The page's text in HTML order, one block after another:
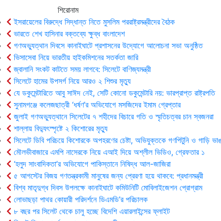
শিরোনাম
ইসরায়েলের বিরুদ্ধে সিদ্ধান্ত নিতে মুসলিম পররাষ্ট্রমন্ত্রীদের বৈঠক
ভারতে শেখ হাসিনার বক্তব্যে ক্ষুব্ধ বাংলাদেশ
গণঅভ্যুত্থান দিবসে কানাইঘাটে প্রশাসনের উদ্যোগে আলোচনা সভা অনুষ্ঠিত
ভিসাসেবা নিয়ে ভারতীয় হাইকমিশনের সতর্কতা জারি
জ্বালানি সংকট কাটতে সময় লাগবে: সিলেটে বাণিজ্যমন্ত্রী
সিলেটে হামের উপসর্গ নিয়ে আরও ২ শিশুর মৃত্যু
যে ডকুমেন্টারিতে আবু সাঈদ নেই, সেটি কোনো ডকুমেন্টারি নয়: ভারপ্রাপ্ত রাষ্ট্রপতি
সুনামগঞ্জে কলেজছাত্রী ‘ধর্ষণ’র অভিযোগে মসজিদের ইমাম গ্রেপ্তার
জুলাই গণঅভ্যুত্থানে সিলেটের ৭ শহীদের বিচারে গতি ও স্মৃতিচত্বর চান স্বজনরা
শাল্লায় বিদ্যুৎস্পৃষ্টে ২ কিশোরের মৃত্যু
সিলেটে ডিবি পরিচয়ে কিশোরকে অপহরণের চেষ্টা, অভিযুক্তকে গণপিটুনি ও গাড়ি
মৌলভীবাজারে এমপি নাসেরকে নিয়ে এআই দিয়ে অশ্লীল ভিডিও, গ্রেফতার ১
‘হলুদ সাংবাদিকতা’র অভিযোগে পাকিস্তানে নিষিদ্ধ আল-জাজিরা
৫ আগস্টের বিজয় গণতন্ত্রকামী মানুষের জন্য প্রেরণা হয়ে থাকবে: প্রধানমন্ত্রী
বিশ্ব মাতৃদুগ্ধ দিবস উপলক্ষে কানাইঘাটে কমিউনিটি মোবিলাইজেশন প্রোগ্রাম
লোভাছড়া পাথর কোয়ারী পরিদর্শনে ডিএমডি’র পরিচালক
৮ বছর পর সিলেট থেকে চালু হচ্ছে বিদেশি এয়ারলাইন্সের ফ্লাইট